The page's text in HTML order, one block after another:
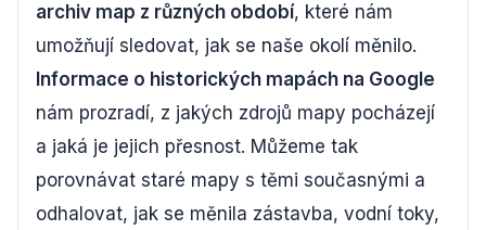
archiv map z různých období, které nám
umožňují sledovat, jak se naše okolí měnilo.
Informace o historických mapách na Google
nám prozradí, z jakých zdrojů mapy pocházejí
a jaká je jejich přesnost. Můžeme tak
porovnávat staré mapy s těmi současnými a
odhalovat, jak se měnila zástavba, vodní toky,